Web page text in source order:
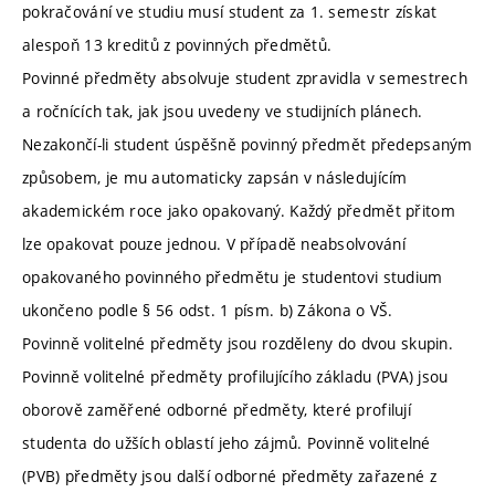
pokračování ve studiu musí student za 1. semestr získat
alespoň 13 kreditů z povinných předmětů.
Povinné předměty absolvuje student zpravidla v semestrech
a ročnících tak, jak jsou uvedeny ve studijních plánech.
Nezakončí-li student úspěšně povinný předmět předepsaným
způsobem, je mu automaticky zapsán v následujícím
akademickém roce jako opakovaný. Každý předmět přitom
lze opakovat pouze jednou. V případě neabsolvování
opakovaného povinného předmětu je studentovi studium
ukončeno podle § 56 odst. 1 písm. b) Zákona o VŠ.
Povinně volitelné předměty jsou rozděleny do dvou skupin.
Povinně volitelné předměty profilujícího základu (PVA) jsou
oborově zaměřené odborné předměty, které profilují
studenta do užších oblastí jeho zájmů. Povinně volitelné
(PVB) předměty jsou další odborné předměty zařazené z